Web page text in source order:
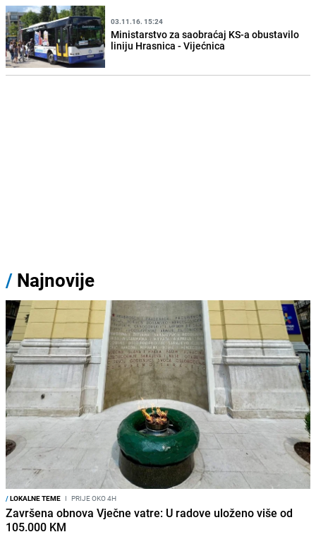
03.11.16. 15:24
Ministarstvo za saobraćaj KS-a obustavilo
liniju Hrasnica - Vijećnica
/ Najnovije
/LOKALNE TEME I PRIJE OKO 4H
Završena obnova Vječne vatre: U radove uloženo više od
105.000 KM